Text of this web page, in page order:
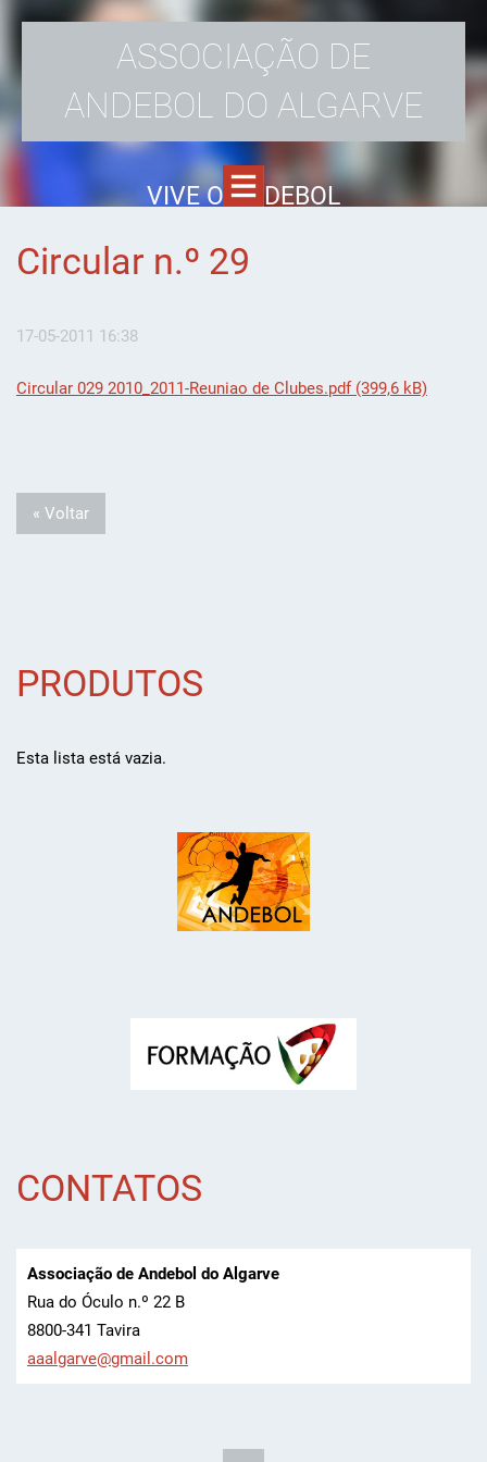
ASSOCIAÇÃO DE
ANDEBOL DO ALGARVE
VIVE O ANDEBOL
Circular n.º 29
17-05-2011 16:38
Circular 029 2010_2011-Reuniao de Clubes.pdf (399,6 kB)
« Voltar
PRODUTOS
Esta lista está vazia.
CONTATOS
Associação de Andebol do Algarve
Rua do Óculo n.º 22 B
8800-341 Tavira
aaalgarve@gmail.com